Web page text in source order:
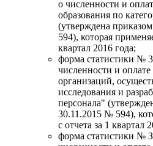
о численности и
образования по
(утверждена
594), которая
квартал 2016 года;
форма статистики №
численности и оплате
организаций,
исследования и
персонала"
30.11.2015 № 594),
с отчета за 1 квартал
форма статистики №